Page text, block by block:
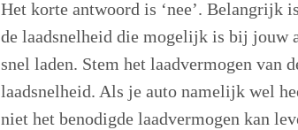
Het korte antwoord is ‘nee’. Belangrijk
de laadsnelheid die mogelijk is bij jouw
snel laden. Stem het laadvermogen van
laadsnelheid. Als je auto namelijk wel
niet het benodigde laadvermogen kan